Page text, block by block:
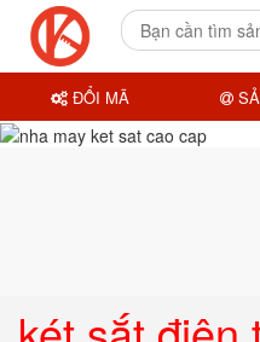
ĐỔI MÃ